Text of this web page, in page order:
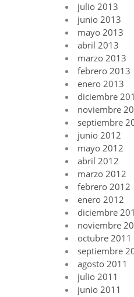
julio 2013
junio 2013
mayo 2013
abril 2013
marzo 2013
febrero 2013
enero 2013
diciembre
noviembre
septiembre
junio 2012
mayo 2012
abril 2012
marzo 2012
febrero 2012
enero 2012
diciembre
noviembre
octubre 2011
septiembre
agosto 2011
julio 2011
junio 2011